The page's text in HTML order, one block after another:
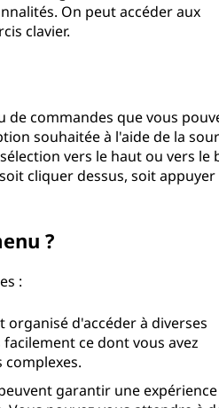
On peut accéder aux
clavier.
de commandes que vous
souhaitée à l'aide de la
vers le haut ou vers le
cliquer dessus, soit
?
:
d'accéder à diverses
ce dont vous avez
garantir une expérience